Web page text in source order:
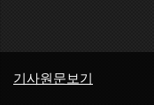
기사원문보기